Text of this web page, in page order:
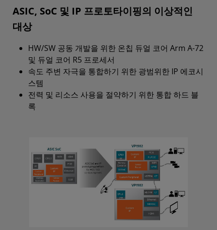
ASIC, SoC 및 IP 프로토타이핑의 이상적인
대상
HW/SW 공동 개발을 위한 온칩 듀얼 코어 Arm A-72
및 듀얼 코어 R5 프로세서
속도 주변 자극을 통합하기 위한 광범위한 IP 에코시
스템
전력 및 리소스 사용을 절약하기 위한 통합 하드 블
록